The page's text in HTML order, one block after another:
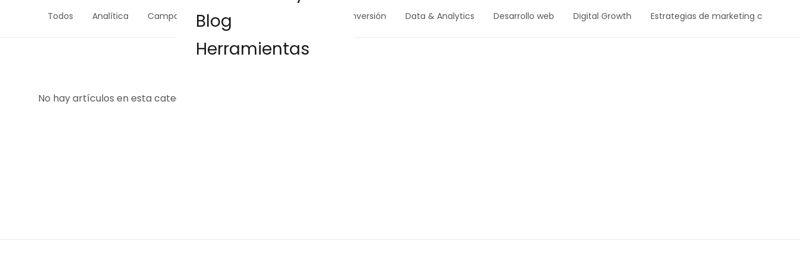
Blog
Herramientas
Todos Analítica Campañas SEM CRO - Mejora de conversión Data & Analytics Desarrollo web Digital Growth Estrategias de marketing
No hay artículos en esta categoría aún.